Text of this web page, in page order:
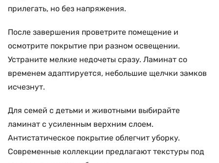
прилегать, но без напряжения.
После завершения проветрите помещение и
осмотрите покрытие при разном освещении.
Устраните мелкие недочеты сразу. Ламинат со
временем адаптируется, небольшие щелчки замков
исчезнут.
Для семей с детьми и животными выбирайте
ламинат с усиленным верхним слоем.
Антистатическое покрытие облегчит уборку.
Современные коллекции предлагают текстуры под